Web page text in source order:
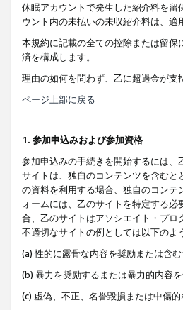
休眠アカウントで発生した紹介料を
ウント内の未払いの未収紹介料は、
本規約に記載の全ての控除または留
済を構成します。
理由の如何を問わず、乙に超過金が
ページ上部に戻る
1. 参加申込みおよび参加資格
参加申込みの手続きを開始するには
サイトは、独自のコンテンツを含む
の資料を利用する場合、独自のコン
ォームには、乙のサイトを特定する
合、乙のサイトはアソシエイト・プ
不適切なサイトの例としては以下のよ
(a) 性的に露骨な内容を奨励または含む
(b) 暴力を奨励するまたは暴力的内容
(c) 虚偽、不正、名誉毀損または中傷